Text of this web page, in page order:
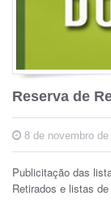
Reserva de
8 de novembro
Publicitação das
Retirados e listas